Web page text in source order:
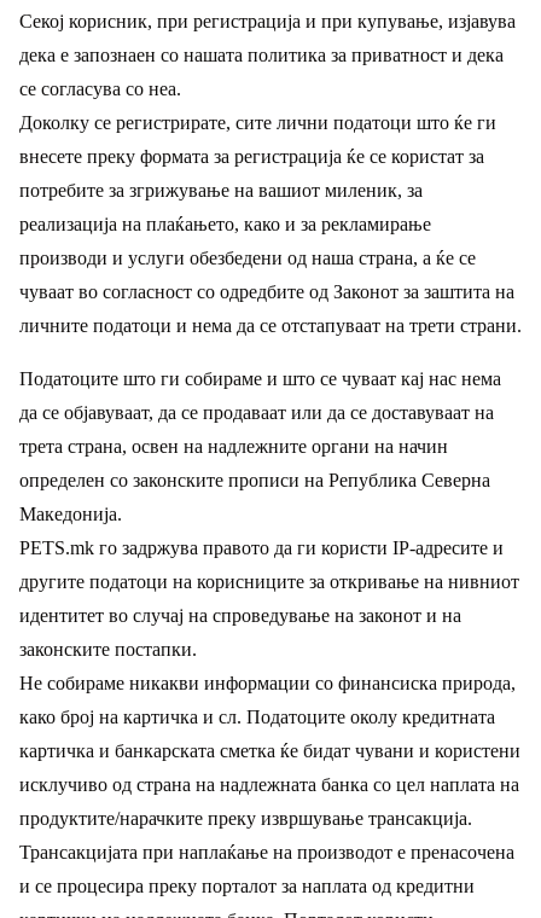
Секој корисник, при регистрација и при купување, изјавува
дека е запознаен со нашата политика за приватност и дека
се согласува со неа.
Доколку се регистрирате, сите лични податоци што ќе ги
внесете преку формата за регистрација ќе се користат за
потребите за згрижување на вашиот миленик, за
реализација на плаќањето, како и за рекламирање
производи и услуги обезбедени од наша страна, а ќе се
чуваат во согласност со одредбите од Законот за заштита на
личните податоци и нема да се отстапуваат на трети страни.
Податоците што ги собираме и што се чуваат кај нас нема
да се објавуваат, да се продаваат или да се доставуваат на
трета страна, освен на надлежните органи на начин
определен со законските прописи на Република Северна
Македонија.
PETS.mk го задржува правото да ги користи IP-aдресите и
другите податоци на корисниците за откривање на нивниот
идентитет во случај на спроведување на законот и на
законските постапки.
Не собираме никакви информации со финансиска природа,
како број на картичка и сл. Податоците околу кредитната
картичка и банкарската сметка ќе бидат чувани и користени
исклучиво од страна на надлежната банка со цел наплата на
продуктите/нарачките преку извршување трансакција.
Трансакцијата при наплаќање на производот е пренасочена
и се процесира преку порталот за наплата од кредитни